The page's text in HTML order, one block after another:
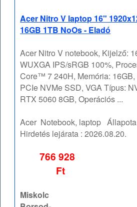
Acer Nitro V laptop 16"
16GB 1TB NoOs - Eladó
Acer Nitro V notebook, Kijelző:
WUXGA IPS/sRGB 100%,
Core™ 7 240H, Memória: 16GB,
PCIe NVMe SSD, VGA Típus:
RTX 5060 8GB, Operációs ...
Acer Notebook, laptop
Hirdetés lejárata :2026.08.20.
766 928
Ft
Miskolc